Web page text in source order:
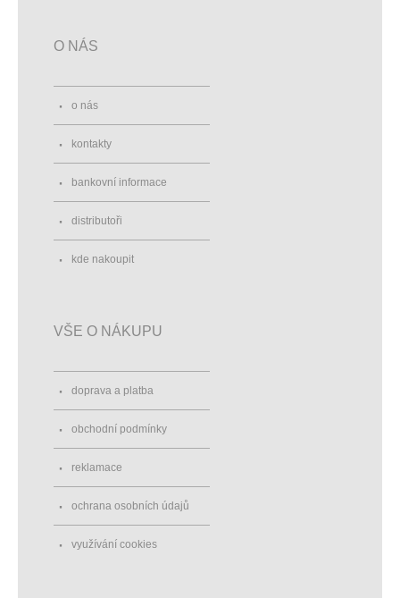
O NÁS
o nás
kontakty
bankovní informace
distributoři
kde nakoupit
VŠE O NÁKUPU
doprava a platba
obchodní podmínky
reklamace
ochrana osobních údajů
využívání cookies